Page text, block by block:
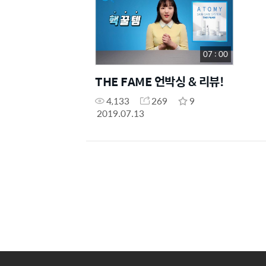
07 : 00
THE FAME 언박싱 & 리뷰!
4,133 269
9
2019.07.13